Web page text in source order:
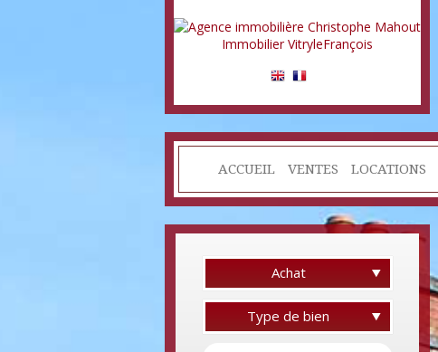
ACCUEIL VENTES LOCATIONS
Achat
Type de bien